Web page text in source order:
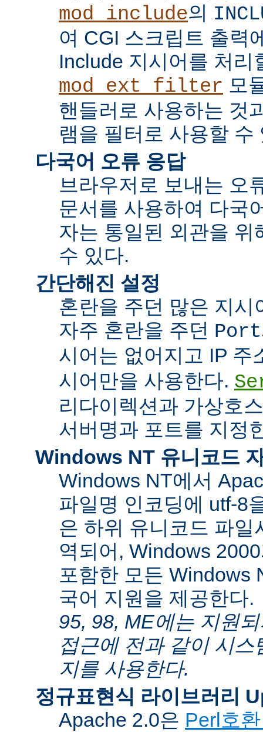
mod_include의
여 CGI 스크립트 출력
Include 지시어를 처리
mod_ext_filter 모
핸들러로 사용하는 것
램을 필터로 사용할 수
다국어 오류 응답
브라우저로 보내는 오
문서를 사용하여 다국
자는 통일된 외관을 위
수 있다.
간단해진 설정
혼란을 주던 많은 지시
자주 혼란을 주던 Port
시어는 없어지고 IP 주
시어만을 사용한다.
리다이렉션과 가상호
서버명과 포트를 지정
Windows NT 유니코드
Windows NT에서
파일명 인코딩에 utf-8
은 하위 유니코드 파일
역되어, Windows
포함한 모든 Windows
국어 지원을 제공한다.
95, 98, ME에는 지원
접근에 전과 같이 시
지를 사용한다.
정규표현식 라이브러리
Apache 2.0은 Perl호